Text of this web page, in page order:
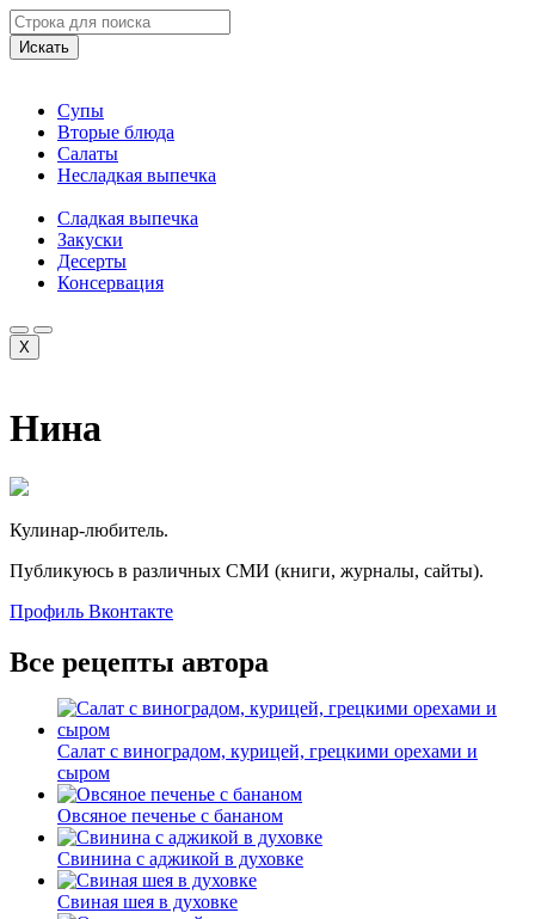
Искать
Супы
Вторые блюда
Салаты
Несладкая выпечка
Сладкая выпечка
Закуски
Десерты
Консервация
X
Нина
Кулинар-любитель.
Публикуюсь в различных СМИ (книги, журналы, сайты).
Профиль Вконтакте
Все рецепты автора
Cалат с виноградом, курицей, грецкими орехами и
сыром
Овсяное печенье с бананом
Свинина с аджикой в духовке
Свиная шея в духовке